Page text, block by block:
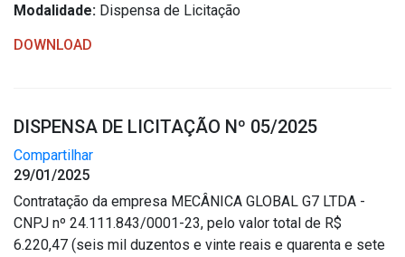
Modalidade: Dispensa de Licitação
DOWNLOAD
DISPENSA DE LICITAÇÃO Nº 05/2025
Compartilhar
29/01/2025
Contratação da empresa MECÂNICA GLOBAL G7 LTDA -
CNPJ nº 24.111.843/0001-23, pelo valor total de R$
6.220,47 (seis mil duzentos e vinte reais e quarenta e sete